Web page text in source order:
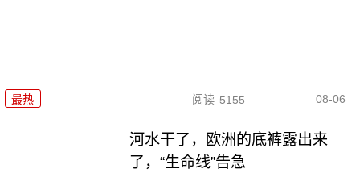
最热 阅读 5155 08-06
河水干了，欧洲的底裤露出来
了，“生命线”告急